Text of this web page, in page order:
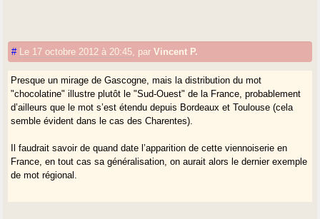
# Le 17 octobre 2012 à 20:45, parVincent P.
Presque un mirage de Gascogne, mais la distribution du mot
"chocolatine" illustre plutôt le "Sud-Ouest" de la France, probablement
d’ailleurs que le mot s’est étendu depuis Bordeaux et Toulouse (cela
semble évident dans le cas des Charentes).
Il faudrait savoir de quand date l’apparition de cette viennoiserie en
France, en tout cas sa généralisation, on aurait alors le dernier exemple
de mot régional.